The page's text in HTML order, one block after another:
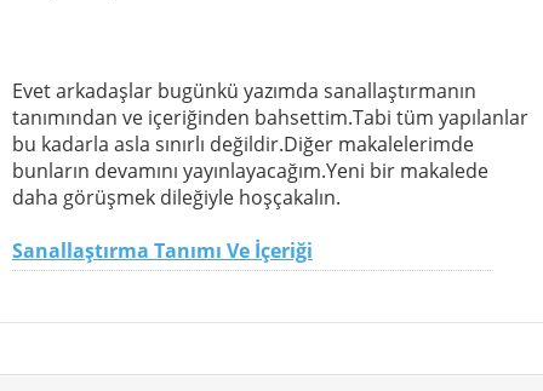
Evet arkadaşlar bugünkü yazımda sanallaştırmanın
tanımından ve içeriğinden bahsettim.Tabi tüm yapılanlar
bu kadarla asla sınırlı değildir.Diğer makalelerimde
bunların devamını yayınlayacağım.Yeni bir makalede
daha görüşmek dileğiyle hoşçakalın.
Sanallaştırma Tanımı Ve İçeriği